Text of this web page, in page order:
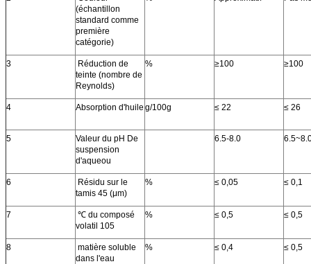
(échantillon
standard comme
première
catégorie)
3
Réduction de
teinte (nombre de
Reynolds)
% ≥100 ≥100
4 Absorption d'huile g/100g ≤ 22 ≤ 26
5
Valeur du pH De
suspension
d'aqueou
6.5-8.0
6
Résidu sur le
tamis 45 (μm)
% ≤ 0,05 ≤ 0,1
7
℃ du composé
volatil 105
% ≤ 0,5 ≤ 0,5
8
matière soluble
dans l'eau
% ≤ 0,4 ≤ 0,5